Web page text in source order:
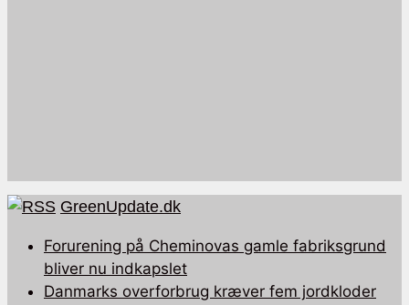
GreenUpdate.dk
Forurening på Cheminovas gamle fabriksgrund
bliver nu indkapslet
Danmarks overforbrug kræver fem jordkloder